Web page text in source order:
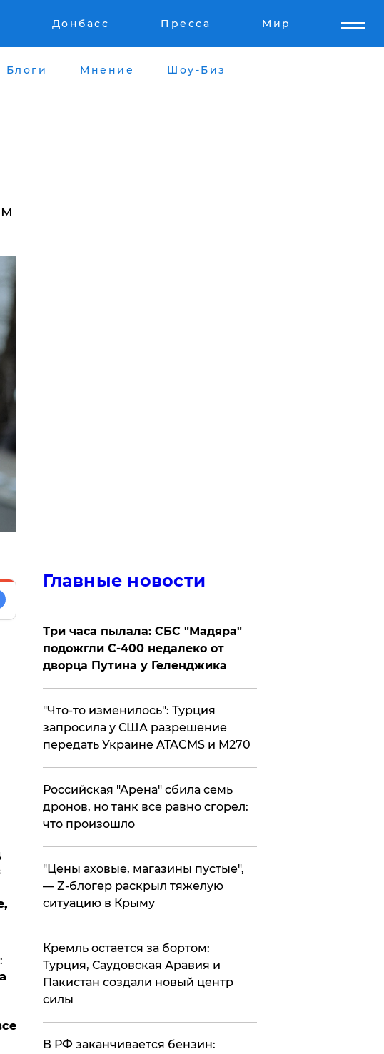
Донбасс Пресса Мир
Блоги Мнение Шоу-Биз
Главные новости
Три часа пылала: СБС "Мадяра"
подожгли С-400 недалеко от
дворца Путина у Геленджика
​"Что-то изменилось": Турция
запросила у США разрешение
передать Украине ATACMS и M270
​Российская "Арена" сбила семь
дронов, но танк все равно сгорел:
что произошло
​"Цены аховые, магазины пустые",
— Z-блогер раскрыл тяжелую
ситуацию в Крыму
​Кремль остается за бортом:
Турция, Саудовская Аравия и
Пакистан создали новый центр
силы
​В РФ заканчивается бензин: